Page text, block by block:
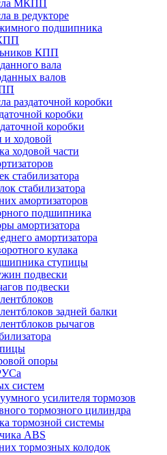
МКПП
в редукторе
подшипника
КПП
вала
валов
раздаточной коробки
коробки
коробки
и ходовой
ходовой части
стабилизатора
стабилизатора
амортизаторов
подшипника
амортизатора
амортизатора
кулака
ступицы
подвески
подвески
задней балки
рычагов
опоры
систем
усилителя тормозов
тормозного цилиндра
тормозной системы
ABS
тормозных колодок